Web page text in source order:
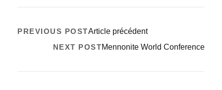
PREVIOUS POSTArticle précédent
NEXT POSTMennonite World Conference